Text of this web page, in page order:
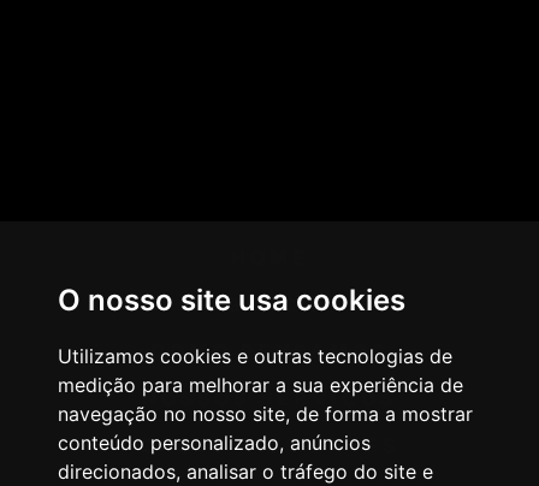
O nosso site usa cookies
Utilizamos cookies e outras tecnologias de
medição para melhorar a sua experiência de
navegação no nosso site, de forma a mostrar
conteúdo personalizado, anúncios
direcionados, analisar o tráfego do site e
AGÊNCIA
COMO PENSAMOS
NOSSOS SERVIÇOS
CASES & CLIENTES